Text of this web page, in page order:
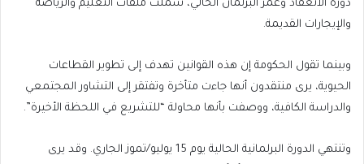
دورة الانعقاد وعمر البرلمان الحالي، شملت ملفات التعليم والرياضة
والإيجارات القديمة.
وبينما تقول الحكومة إن هذه القوانين تهدف إلى تطوير القطاعات
الحيوية، يرى منتقدون أنها جاءت متأخرة وتفتقر إلى التشاور المجتمعي
والدراسة الكافية، ووصفت بأنها محاولة “للتشريع في اللحظة الأخيرة”.
وتنتهي الدورة البرلمانية الحالية يوم 15 يوليو/تموز الجاري. وقد يرى